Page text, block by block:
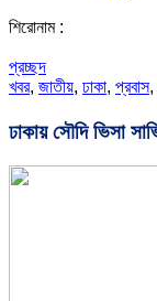
শিরোনাম :
প্রচ্ছদ
খবর, জাতীয়, ঢাকা, প্রবাস,
ঢাকায় সৌদি ভিসা